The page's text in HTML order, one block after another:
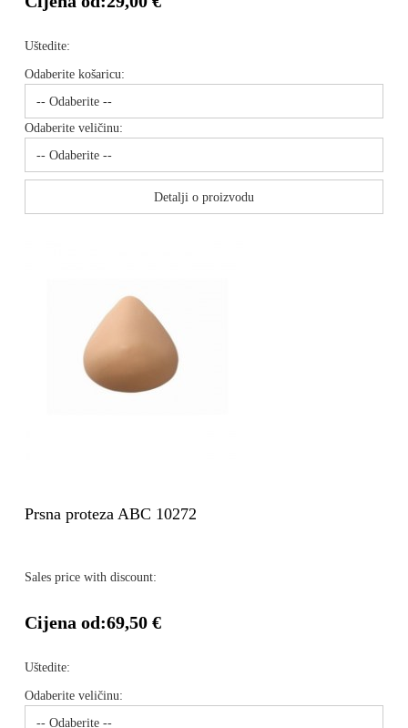
Uštedite:
Odaberite košaricu:
Odaberite veličinu:
Detalji o proizvodu
Prsna proteza ABC 10272
Sales price with discount:
Cijena od:69,50 €
Uštedite:
Odaberite veličinu: